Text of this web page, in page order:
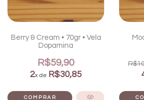
Berry & Cream • 70gr • Vela
Dopamina
R$59,90
2x de R$30,85